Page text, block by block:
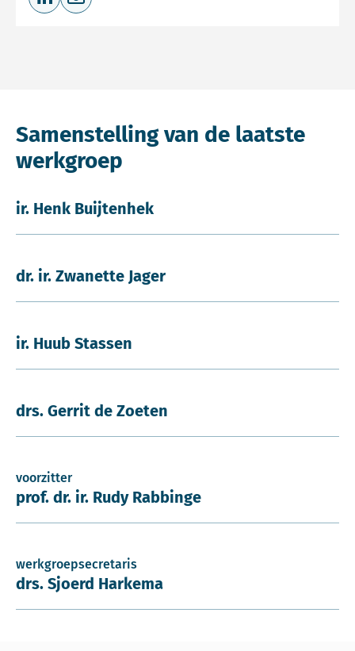
Deel op LinkedIn
Deel via e-mail
Samenstelling van de laatste
werkgroep
ir. Henk Buijtenhek
dr. ir. Zwanette Jager
ir. Huub Stassen
drs. Gerrit de Zoeten
voorzitter
prof. dr. ir. Rudy Rabbinge
werkgroepsecretaris
drs. Sjoerd Harkema